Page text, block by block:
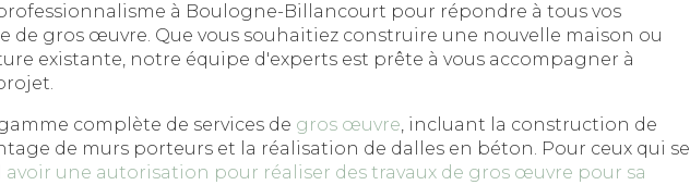
à Boulogne-Billancourt pour répondre à tous vos
de gros œuvre. Que vous souhaitiez construire une nouvelle maison ou
existante, notre équipe d'experts est prête à vous accompagner à
complète de services de gros œuvre, incluant la construction de
de murs porteurs et la réalisation de dalles en béton. Pour ceux qui se
une autorisation pour réaliser des travaux de gros œuvre pour sa